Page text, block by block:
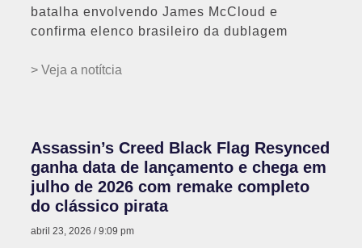
batalha envolvendo James McCloud e
confirma elenco brasileiro da dublagem
> Veja a notítcia
Assassin’s Creed Black Flag Resynced
ganha data de lançamento e chega em
julho de 2026 com remake completo
do clássico pirata
abril 23, 2026 9:09 pm